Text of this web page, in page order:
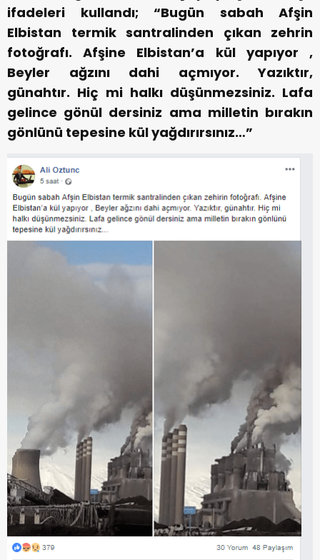
ifadeleri kullandı; “Bugün sabah Afşin
Elbistan termik santralinden çıkan zehrin
fotoğrafı. Afşine Elbistan’a kül yapıyor ,
Beyler ağzını dahi açmıyor. Yazıktır,
günahtır. Hiç mi halkı düşünmezsiniz. Lafa
gelince gönül dersiniz ama milletin bırakın
gönlünü tepesine kül yağdırırsınız…”